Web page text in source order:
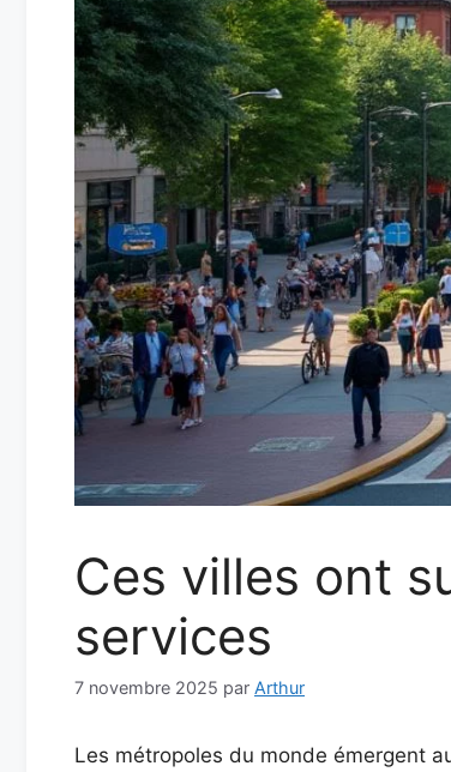
Ces villes ont
services
7 novembre 2025 par Arthur
Les métropoles du monde émergent